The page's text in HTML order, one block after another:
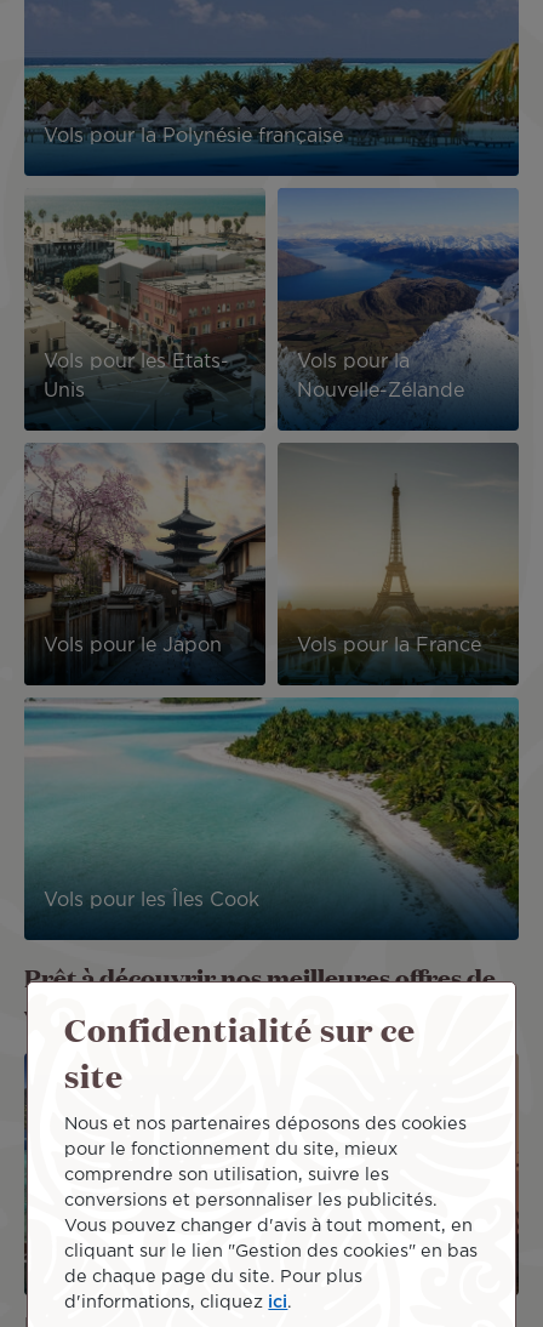
Vols pour la Polynésie française
Image
Vols pour les Etats-
Unis
Vols pour la
Nouvelle-Zélande
Image
Vols pour le Japon Vols pour la France
Image
Vols pour les Îles Cook
Prêt à découvrir nos meilleures offres de
vols et de séjours ?
Confidentialité sur ce
site
Nous et nos partenaires déposons des cookies
pour le fonctionnement du site, mieux
comprendre son utilisation, suivre les
conversions et personnaliser les publicités.
Vous pouvez changer d'avis à tout moment, en
cliquant sur le lien "Gestion des cookies" en bas
de chaque page du site. Pour plus
d'informations, cliquez ici.